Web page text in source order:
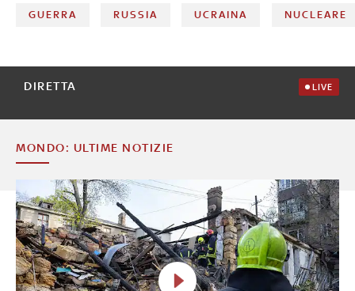
GUERRA RUSSIA UCRAINA NUCLEARE
DIRETTA LIVE
MONDO: ULTIME NOTIZIE